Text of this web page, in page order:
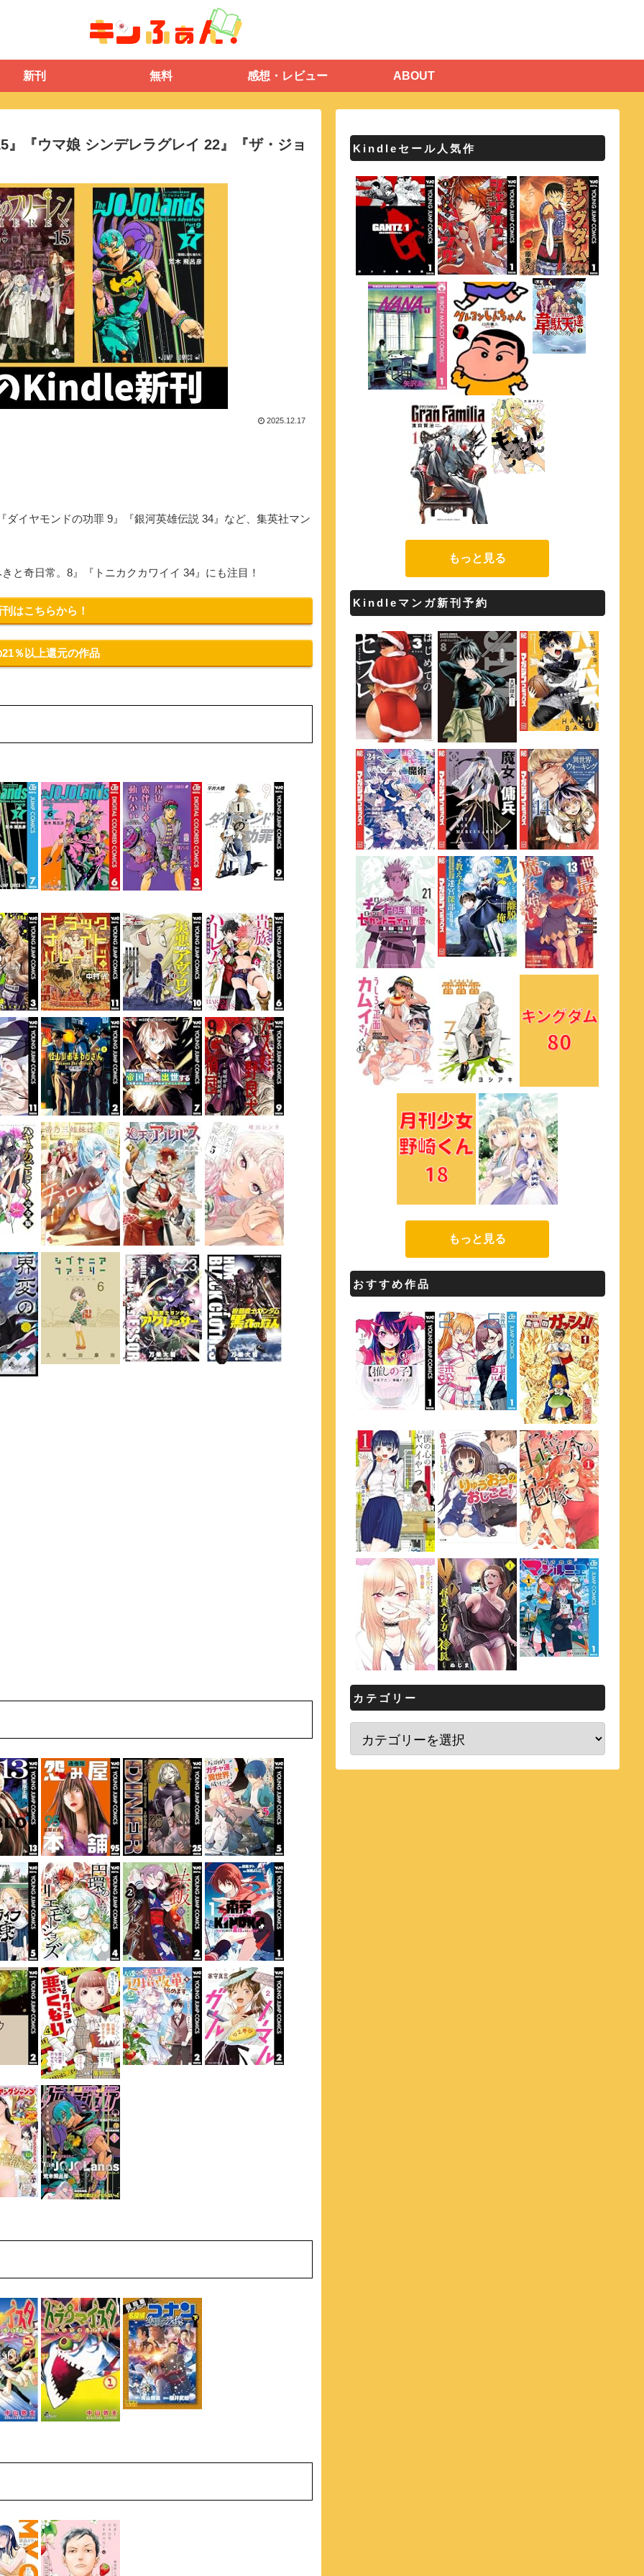
新刊 無料 感想・レビュー ABOUT
『ウマ娘 シンデレラグレイ 22』『ザ・ジョ
2025.12.17
イヤモンドの功罪 9』『銀河英雄伝説 34』など、集英社マン
と奇日常。8』『トニカクカワイイ 34』にも注目！
はこちらから！
％以上還元の作品
Kindleセール人気作
もっと見る
Kindleマンガ新刊予約
もっと見る
おすすめ作品
カテゴリー